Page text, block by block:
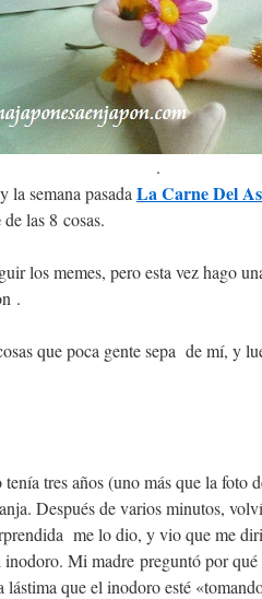
.
la semana pasada La Carne Del
de las 8 cosas.
los memes, pero esta vez hago
.
que poca gente sepa de mí, y
tres años (uno más que la foto
Después de varios minutos,
me lo dio, y vio que me
Mi madre preguntó por
lástima que el inodoro esté